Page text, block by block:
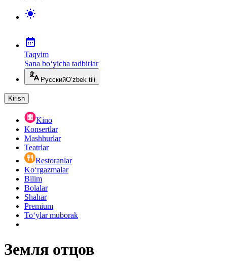
Taqvim
Sana bo‘yicha tadbirlar
РусскийO‘zbek tili
Kirish
Kino
Konsertlar
Mashhurlar
Teatrlar
Restoranlar
Ko‘rgazmalar
Bilim
Bolalar
Shahar
Premium
Toʻylar muborak
Земля отцов